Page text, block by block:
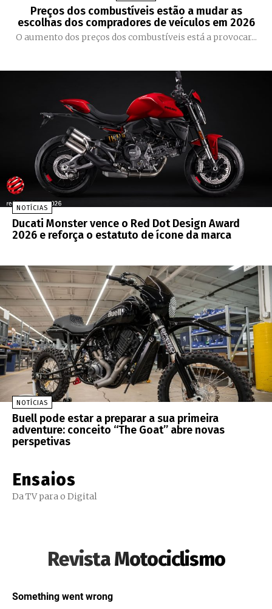
Preços dos combustíveis estão a mudar as
escolhas dos compradores de veículos em 2026
O aumento dos preços dos combustíveis está a provocar...
NOTÍCIAS
Ducati Monster vence o Red Dot Design Award
2026 e reforça o estatuto de ícone da marca
NOTÍCIAS
Buell pode estar a preparar a sua primeira
adventure: conceito “The Goat” abre novas
perspetivas
Ensaios
Da TV para o Digital
Revista Motociclismo